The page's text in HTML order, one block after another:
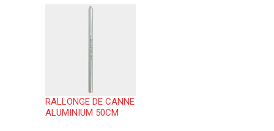
RALLONGE DE CANNE
ALUMINIUM 50CM